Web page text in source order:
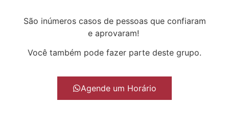
São inúmeros casos de pessoas que confiaram
e aprovaram!
Você também pode fazer parte deste grupo.
Agende um Horário